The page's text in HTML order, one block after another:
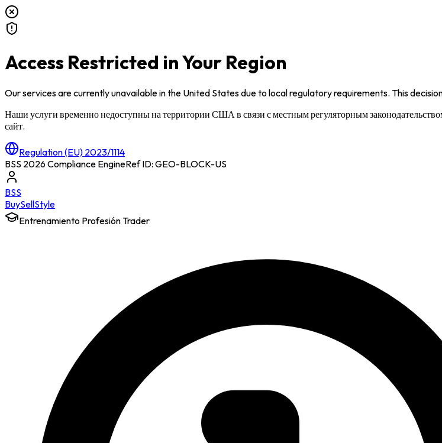
Access Restricted in Your Region
Our services are currently unavailable inthe United Statesdue to local regulatory requirements. This
Наши услуги временно недоступны на территории США в связи с местным регуляторным
сайт.
Regulation (EU) 2023/1114
BSS 2026 Compliance EngineRef ID: GEO-BLOCK-US
BSS
BuySellStyle
Entrenamiento Profesión Trader